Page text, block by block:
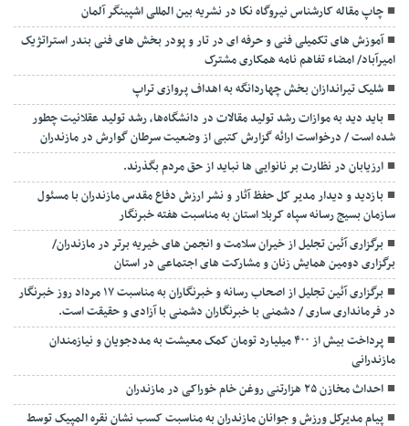
چاپ مقاله کارشناس نيروگاه نكا در نشریه بین المللی اشپینگر آلمان
آموزش های تکمیلی فنی و حرفه ای در تار و پودر بخش های فنی بندر استراتژیک
امیرآباد/ امضاء تفاهم نامه همکاری مشترک
شلیک تیراندازان بخش چهاردانگه به اهداف پروازی تراپ
باید دید به موازات رشد تولید مقالات در دانشگاه‌ها، رشد تولید عقلانیت چطور
شده است / درخواست ارائه گزارش کتبی از وضعیت سرطان گوارش در مازندران
ارزیابان در نظارت بر نانوایی ها نباید از حق مردم بگذرند.
بازدید و دیدار مدیر کل حفظ آثار و نشر ارزش دفاع مقدس مازندران با مسئول
سازمان بسیج رسانه سپاه کربلا استان به مناسبت هفته خبرنگار
برگزاری آئین تجلیل از خیران سلامت و انجمن های خیریه برتر در مازندران/
برگزاری دومین همایش زنان و مشارکت های اجتماعی در استان
برگزاری آئین تجلیل از اصحاب رسانه و خبرنگاران به مناسبت ۱۷ مرداد روز خبرنگار
در فرمانداری ساری / دشمنی با خبرنگاران دشمنی با آزادی و حقیقت است.
پرداخت بیش از ۴۰۰ میلیارد تومان کمک معیشت به مددجویان و نیازمندان
مازندرانی
احداث مخازن ۲۵ هزارتنی روغن خام خوراکی در مازندران
پیام مدیرکل ورزش و جوانان مازندران به مناسبت کسب نشان نقره المپیک توسط